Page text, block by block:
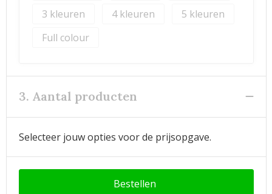
3
4
5
Full colour
3. Aantal producten
Selecteer jouw opties voor de prijsopgave.
Bestellen